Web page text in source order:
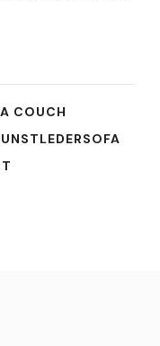
COUCH